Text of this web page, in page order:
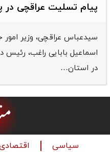
پیام تسلیت عراقچی
سیدعباس عراقچی، وزیر
اسماعیل بابایی راغب، رئیس
در استان…
سیاسی